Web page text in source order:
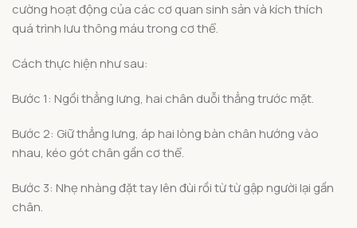
cường hoạt động của các cơ quan sinh sản và kích thích
quá trình lưu thông máu trong cơ thể.
Cách thực hiện như sau:
Bước 1: Ngồi thẳng lưng, hai chân duỗi thẳng trước mặt.
Bước 2: Giữ thẳng lưng, áp hai lòng bàn chân hướng vào
nhau, kéo gót chân gần cơ thể.
Bước 3: Nhẹ nhàng đặt tay lên đùi rồi từ từ gập người lại gần
chân.